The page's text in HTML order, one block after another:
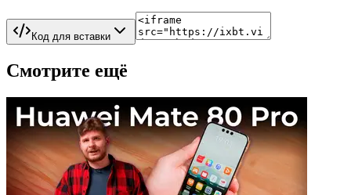
Код для вставки
Смотрите ещё